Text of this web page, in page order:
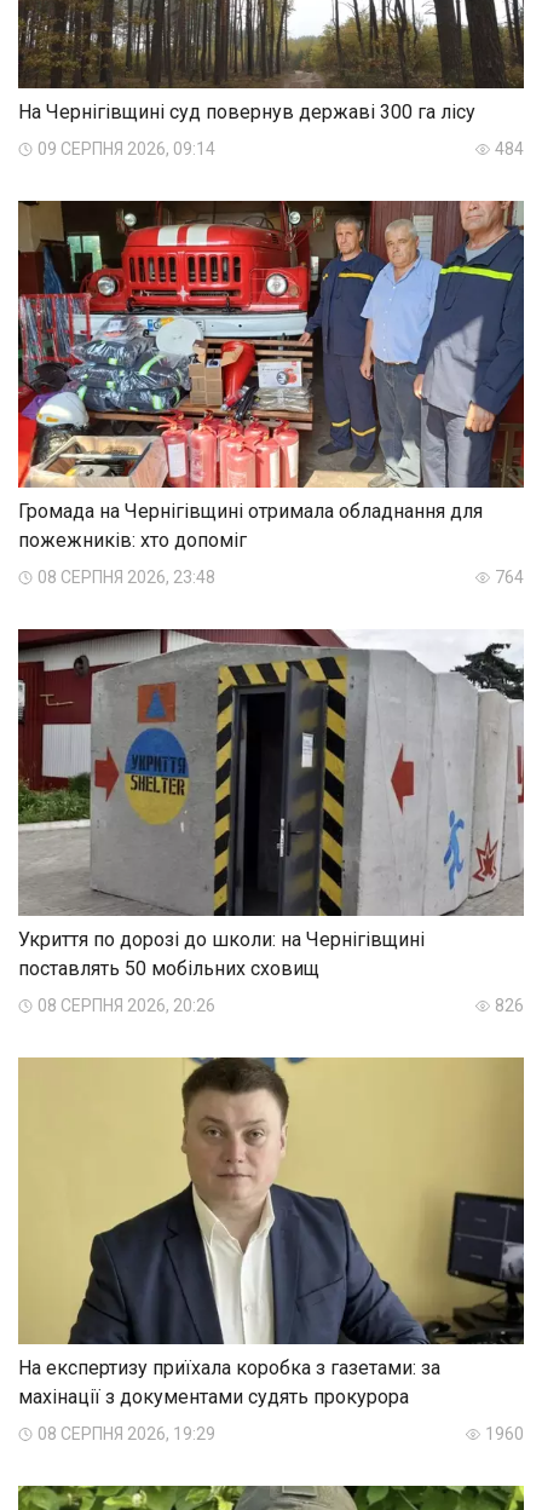
На Чернігівщині суд повернув державі 300 га лісу
09 СЕРПНЯ 2026, 09:14 484
Громада на Чернігівщині отримала обладнання для
пожежників: хто допоміг
08 СЕРПНЯ 2026, 23:48 764
Укриття по дорозі до школи: на Чернігівщині
поставлять 50 мобільних сховищ
08 СЕРПНЯ 2026, 20:26 826
На експертизу приїхала коробка з газетами: за
махінації з документами судять прокурора
08 СЕРПНЯ 2026, 19:29 1960